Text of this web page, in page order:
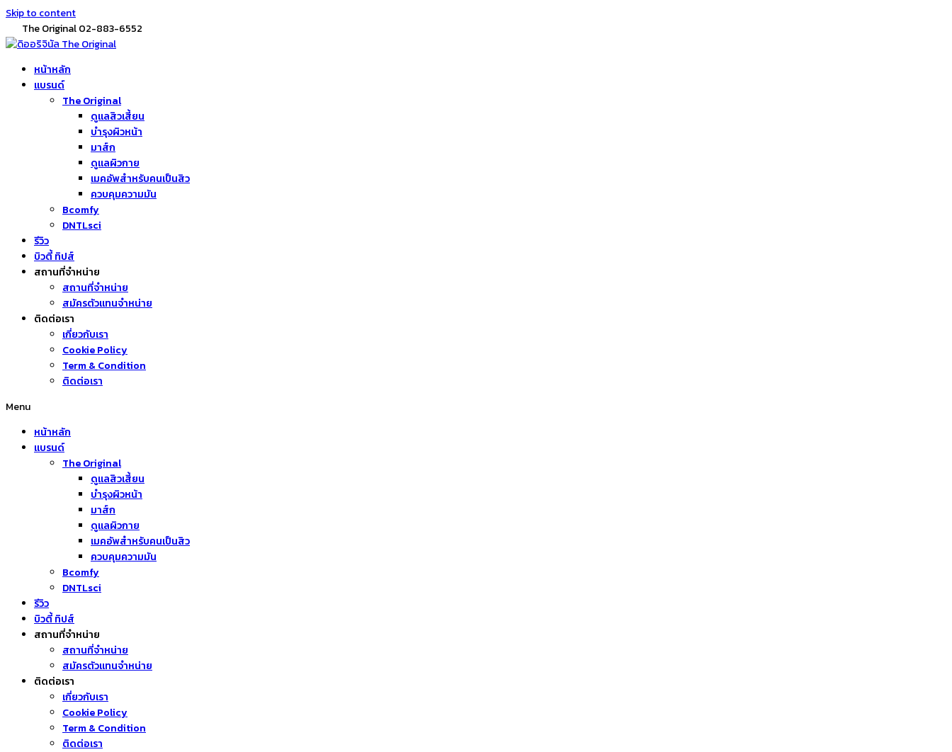
Skip to content
The Original 02-883-6552
หน้าหลัก
แบรนด์
The Original
ดูแลสิวเสี้ยน
บำรุงผิวหน้า
มาส์ก
ดูแลผิวกาย
เมคอัพสำหรับคนเป็นสิว
ควบคุมความมัน
Bcomfy
DNTLsci
รีวิว
บิวตี้ ทิปส์
สถานที่จำหน่าย
สถานที่จำหน่าย
สมัครตัวแทนจำหน่าย
ติดต่อเรา
เกี่ยวกับเรา
Cookie Policy
Term & Condition
ติดต่อเรา
Menu
หน้าหลัก
แบรนด์
The Original
ดูแลสิวเสี้ยน
บำรุงผิวหน้า
มาส์ก
ดูแลผิวกาย
เมคอัพสำหรับคนเป็นสิว
ควบคุมความมัน
Bcomfy
DNTLsci
รีวิว
บิวตี้ ทิปส์
สถานที่จำหน่าย
สถานที่จำหน่าย
สมัครตัวแทนจำหน่าย
ติดต่อเรา
เกี่ยวกับเรา
Cookie Policy
Term & Condition
ติดต่อเรา